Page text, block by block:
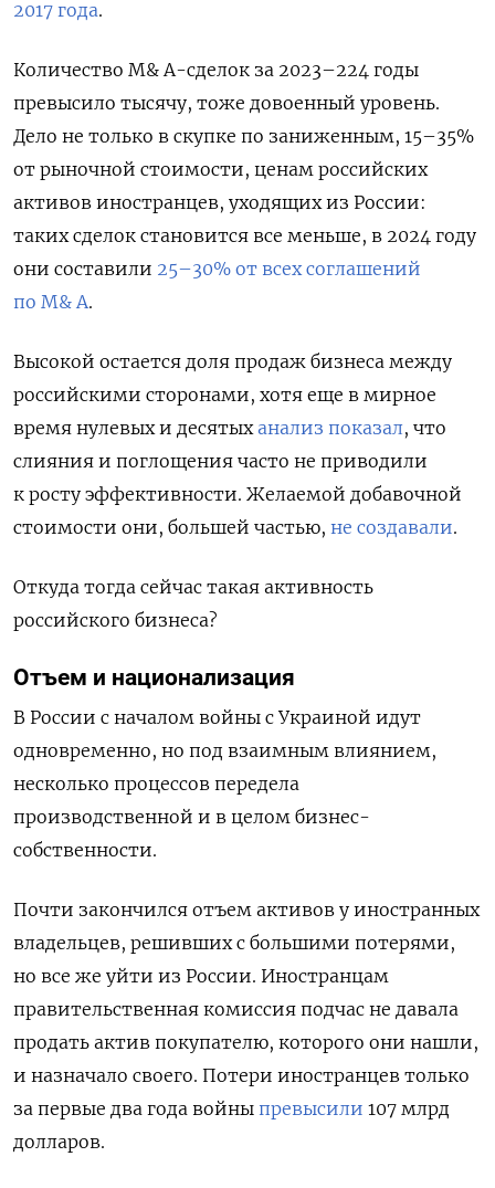
2017 года.
Количество M& A-сделок за 2023–224 годы
превысило тысячу, тоже довоенный уровень.
Дело не только в скупке по заниженным, 15–35%
от рыночной стоимости, ценам российских
активов иностранцев, уходящих из России:
таких сделок становится все меньше, в 2024 году
они составили 25–30% от всех соглашений
по M& A.
Высокой остается доля продаж бизнеса между
российскими сторонами, хотя еще в мирное
время нулевых и десятыханализ показал, что
слияния и поглощения часто не приводили
к росту эффективности. Желаемой добавочной
стоимости они, большей частью, не создавали.
Откуда тогда сейчас такая активность
российского бизнеса?
Отъем и национализация
В России с началом войны с Украиной идут
одновременно, но под взаимным влиянием,
несколько процессов передела
производственной и в целом бизнес-
собственности.
Почти закончился отъем активов у иностранных
владельцев, решивших с большими потерями,
но все же уйти из России. Иностранцам
правительственная комиссия подчас не давала
продать актив покупателю, которого они нашли,
и назначало своего. Потери иностранцев только
за первые два года войны превысили 107 млрд
долларов.